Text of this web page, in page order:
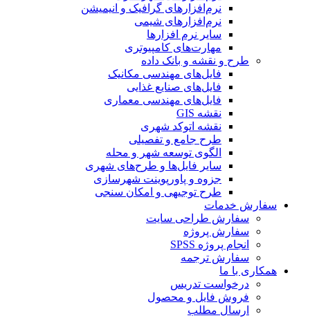
نرم‌افزارهای گرافیک و انیمیشن
نرم‌افزارهای شیمی
سایر نرم افزارها
مهارت‌های کامپیوتری
طرح و نقشه و بانک داده
فایل‌های مهندسی مکانیک
فایل‌های صنایع غذایی
فایل‌های مهندسی معماری
نقشه GIS
نقشه اتوکد شهری
طرح جامع و تفصیلی
الگوی توسعه شهر و محله
سایر فایل‌ها و طرح‌های شهری
جزوه و پاورپوینت شهرسازی
طرح توجیهی و امکان سنجی
سفارش خدمات
سفارش طراحی سایت
سفارش پروژه
انجام پروژه SPSS
سفارش ترجمه
همکاری با ما
درخواست تدریس
فروش فایل و محصول
ارسال مطلب